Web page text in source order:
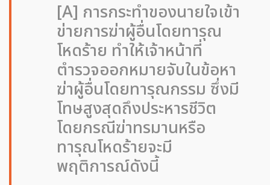
[A] การกระทำของนายใจเข้า
ข่ายการฆ่าผู้อื่นโดยทารุณ
โหดร้าย ทำให้เจ้าหน้าที่
ตำรวจออกหมายจับในข้อหา
ฆ่าผู้อื่นโดยทารุณกรรม ซึ่งมี
โทษสูงสุดถึงประหารชีวิต
โดยกรณีฆ่าทรมานหรือ
ทารุณโหดร้ายจะมี
พฤติการณ์ดังนี้